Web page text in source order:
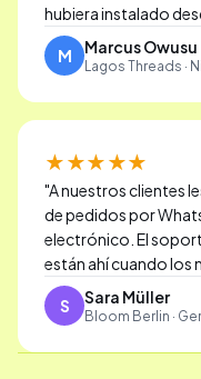
hubiera instalado
M Marcus Owusu
Lagos Threads ·
★★★★★
"A nuestros clientes
de pedidos por
electrónico. El
están ahí cuando los
S Sara Müller
Bloom Berlin ·